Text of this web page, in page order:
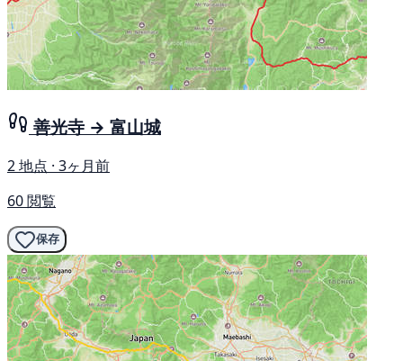
善光寺 → 富山城
2 地点 · 3ヶ月前
60 閲覧
保存